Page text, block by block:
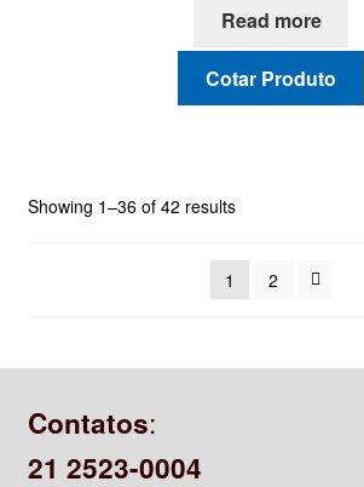
Read more
Cotar Produto
Showing 1–36 of 42 results
1 2
Contatos:
21 2523-0004